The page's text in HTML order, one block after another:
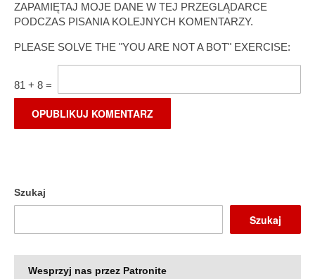
ZAPAMIĘTAJ MOJE DANE W TEJ PRZEGLĄDARCE
PODCZAS PISANIA KOLEJNYCH KOMENTARZY.
PLEASE SOLVE THE "YOU ARE NOT A BOT" EXERCISE:
81 + 8 =
Szukaj
Szukaj
Wesprzyj nas przez Patronite